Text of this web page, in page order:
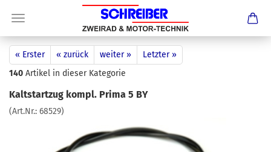
« Erster « zurück weiter »
Letzter »
140 Artikel in dieser Kategorie
Kaltstartzug kompl. Prima 5 BY
(Art.Nr.: 68529)